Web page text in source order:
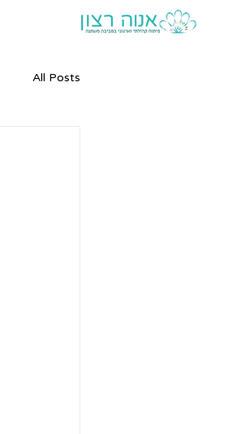
All Posts